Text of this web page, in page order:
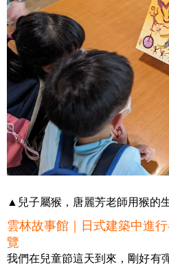
▲兒子屬猴，唐麗芳老師用猴的
雲林故事館｜日式建築中進
覽
我們在兒童節這天到來，剛好有